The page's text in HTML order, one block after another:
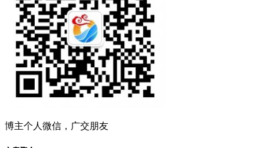
博主个人微信，广交朋友